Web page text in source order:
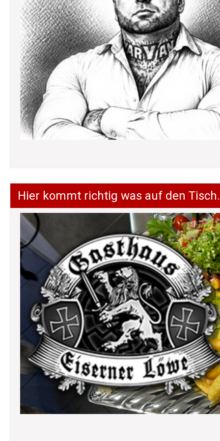
Hier kommt richtig was auf den Tisch.